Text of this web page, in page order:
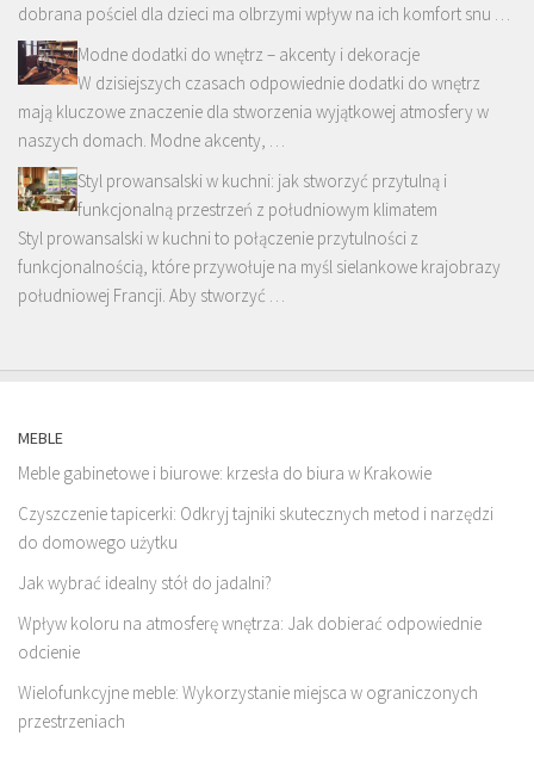
dobrana pościel dla dzieci ma olbrzymi wpływ na ich komfort snu …
Modne dodatki do wnętrz – akcenty i dekoracje
W dzisiejszych czasach odpowiednie dodatki do wnętrz
mają kluczowe znaczenie dla stworzenia wyjątkowej atmosfery w
naszych domach. Modne akcenty, …
Styl prowansalski w kuchni: jak stworzyć przytulną i
funkcjonalną przestrzeń z południowym klimatem
Styl prowansalski w kuchni to połączenie przytulności z
funkcjonalnością, które przywołuje na myśl sielankowe krajobrazy
południowej Francji. Aby stworzyć …
MEBLE
Meble gabinetowe i biurowe: krzesła do biura w Krakowie
Czyszczenie tapicerki: Odkryj tajniki skutecznych metod i narzędzi
do domowego użytku
Jak wybrać idealny stół do jadalni?
Wpływ koloru na atmosferę wnętrza: Jak dobierać odpowiednie
odcienie
Wielofunkcyjne meble: Wykorzystanie miejsca w ograniczonych
przestrzeniach